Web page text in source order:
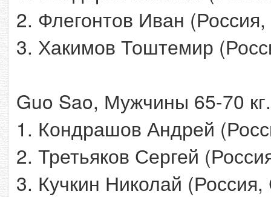
2. Флегонтов Иван
3. Хакимов Тоштемир
Guo Sao, Мужчины 65-70 кг.
1. Кондрашов Андрей
2. Третьяков Сергей
3. Кучкин Николай (Россия,